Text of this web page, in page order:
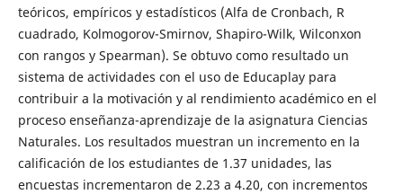
teóricos, empíricos y estadísticos (Alfa de Cronbach, R
cuadrado, Kolmogorov-Smirnov, Shapiro-Wilk, Wilconxon
con rangos y Spearman). Se obtuvo como resultado un
sistema de actividades con el uso de Educaplay para
contribuir a la motivación y al rendimiento académico en el
proceso enseñanza-aprendizaje de la asignatura Ciencias
Naturales. Los resultados muestran un incremento en la
calificación de los estudiantes de 1.37 unidades, las
encuestas incrementaron de 2.23 a 4.20, con incrementos